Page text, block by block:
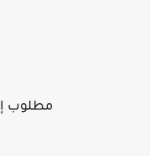
مطلوب